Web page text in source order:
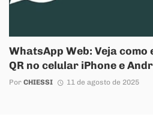
WhatsApp Web: Veja como
QR no celular iPhone e
Por CHIESSI 11 de agosto de 2025